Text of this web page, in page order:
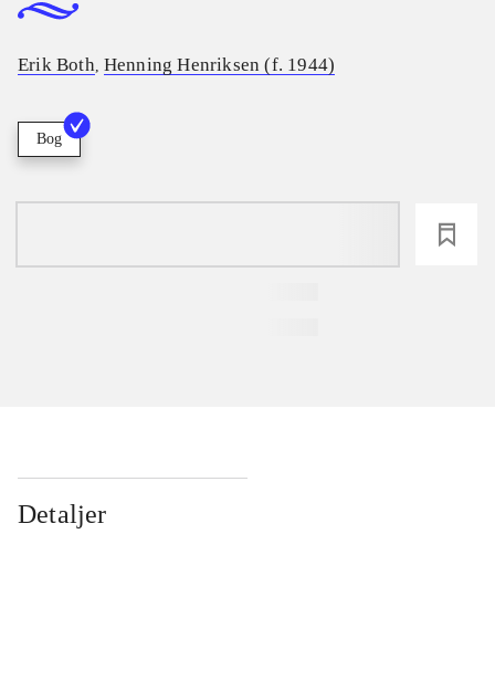
Erik Both, Henning Henriksen (f. 1944)
Bog
Detaljer